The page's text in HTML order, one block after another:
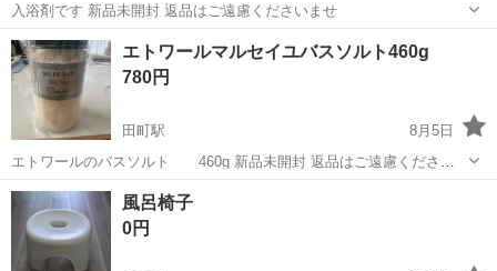
入浴剤です 新品未開封 返品はご遠慮くださいませ
東京 港区 田町駅
エトワールマルセイユバスソルト460g
780円
田町駅
8月5日
エトワールのバスソルト 460g 新品未開封 返品はご遠慮ください
ませ
東京 港区 田町駅
風呂椅子
0円